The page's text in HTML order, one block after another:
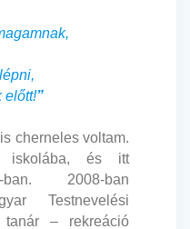
előtt!”
cherneles voltam.
iskolába, és itt
ban. 2008-ban
Testnevelési
tanár – rekreáció